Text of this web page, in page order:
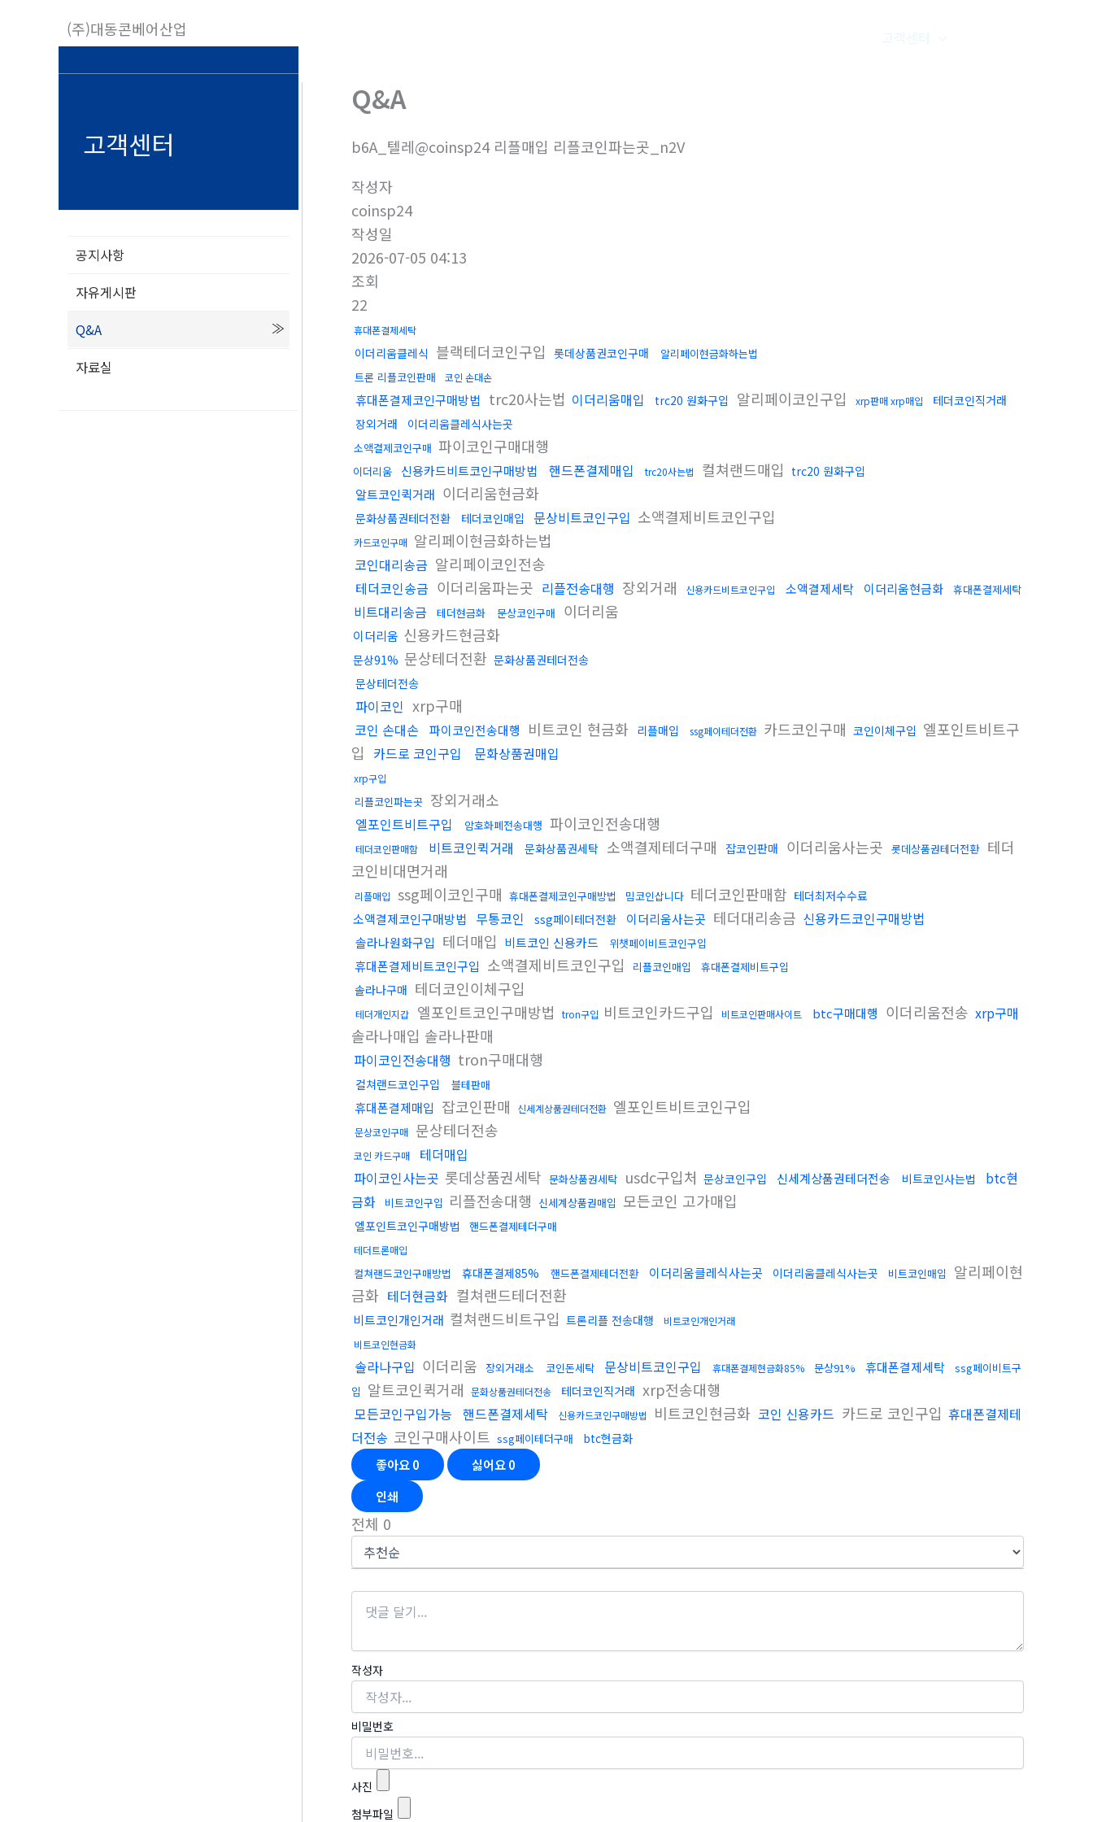
(주)대동콘베어산업 고객센터
고객센터
공지사항
자유게시판
Q&A
자료실
Q&A
b6A_텔레@coinsp24 리플매입 리플코인파는곳_n2V
작성자
coinsp24
작성일
2026-07-05 04:13
조회
22
휴대폰결제세탁
이더리움클레식 블랙테더코인구입 롯데상품권코인구매
알리페이현금화하는법
트론 리플코인판매
코인 손대손
휴대폰결제코인구매방법 trc20사는법 이더리움매입 trc20 원화구입 알리페이코인구입 xrp판매 xrp매입
테더코인직거래
장외거래
이더리움클레식사는곳
소액결제코인구매 파이코인구매대행
이더리움 신용카드비트코인구매방법 핸드폰결제매입 trc20사는법 컬쳐랜드매입 trc20 원화구입
알트코인퀵거래 이더리움현금화
문화상품권테더전환 테더코인매입 문상비트코인구입 소액결제비트코인구입
카드코인구매 알리페이현금화하는법
코인대리송금 알리페이코인전송
테더코인송금 이더리움파는곳 리플전송대행 장외거래 신용카드비트코인구입 소액결제세탁 이더리움현금화 휴대폰결제세탁
비트대리송금 테더현금화 문상코인구매 이더리움
이더리움 신용카드현금화
문상91% 문상테더전환 문화상품권테더전송
문상테더전송
파이코인 xrp구매
코인 손대손 파이코인전송대행 비트코인 현금화 리플매입 ssg페이테더전환 카드코인구매 코인이체구입 엘포인트비트구
입 카드로 코인구입 문화상품권매입
xrp구입
리플코인파는곳 장외거래소
엘포인트비트구입 암호화폐전송대행 파이코인전송대행
테더코인판매함 비트코인퀵거래 문화상품권세탁 소액결제테더구매 잡코인판매 이더리움사는곳 롯데상품권테더전환 테더
코인비대면거래
리플매입 ssg페이코인구매 휴대폰결제코인구매방법 밈코인삽니다 테더코인판매함 테더최저수수료
소액결제코인구매방법 무통코인 ssg페이테더전환 이더리움사는곳 테더대리송금 신용카드코인구매방법
솔라나원화구입 테더매입 비트코인 신용카드 위챗페이비트코인구입
휴대폰결제비트코인구입 소액결제비트코인구입 리플코인매입 휴대폰결제비트구입
솔라나구매 테더코인이체구입
테더개인지갑 엘포인트코인구매방법 tron구입 비트코인카드구입 비트코인판매사이트 btc구매대행 이더리움전송 xrp구매
솔라나매입 솔라나판매
파이코인전송대행 tron구매대행
컬쳐랜드코인구입 블테판매
휴대폰결제매입 잡코인판매 신세계상품권테더전환 엘포인트비트코인구입
문상코인구매 문상테더전송
코인 카드구매
테더매입
파이코인사는곳 롯데상품권세탁 문화상품권세탁 usdc구입처 문상코인구입 신세계상품권테더전송 비트코인사는법
btc현
금화
비트코인구입 리플전송대행 신세계상품권매입 모든코인 고가매입
엘포인트코인구매방법 핸드폰결제테더구매
테더트론매입
컬쳐랜드코인구매방법 휴대폰결제85% 핸드폰결제테더전환 이더리움클레식사는곳 이더리움클레식사는곳 비트코인매입
알리페이현
금화 테더현금화 컬쳐랜드테더전환
비트코인개인거래 컬쳐랜드비트구입 트론리플 전송대행
비트코인개인거래
비트코인현금화
솔라나구입 이더리움 장외거래소 코인돈세탁 문상비트코인구입 휴대폰결제현금화85% 문상91% 휴대폰결제세탁
ssg페이비트구
입 알트코인퀵거래 문화상품권테더전송 테더코인직거래 xrp전송대행
모든코인구입가능 핸드폰결제세탁 신용카드코인구매방법 비트코인현금화 코인 신용카드 카드로 코인구입 휴대폰결제테
더전송 코인구매사이트 ssg페이테더구매 btc현금화
좋아요0 싫어요0
인쇄
전체 0
작성자
비밀번호
사진
첨부파일